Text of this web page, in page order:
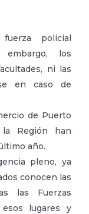
policial
los
ni las
en caso de
de Puerto
Región han
año.
pleno, ya
conocen las
las Fuerzas
lugares y